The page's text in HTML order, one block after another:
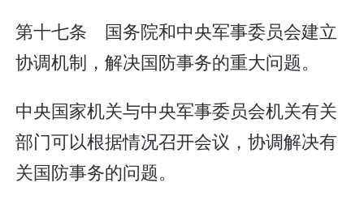
第十七条 国务院和中央军事委员会建立
协调机制，解决国防事务的重大问题。
中央国家机关与中央军事委员会机关有关
部门可以根据情况召开会议，协调解决有
关国防事务的问题。